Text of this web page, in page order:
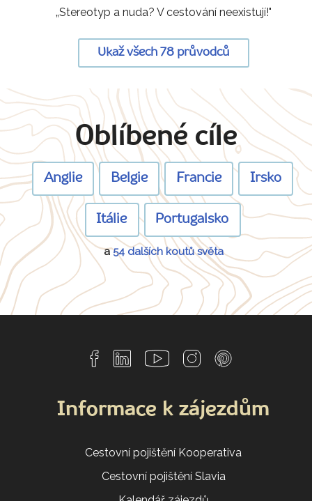
„Stereotyp a nuda? V cestování neexistují!"
Ukaž všech 78 průvodců
Oblíbené cíle
Anglie Belgie Francie Irsko
Itálie Portugalsko
a54 dalších koutů světa
Informace k zájezdům
Cestovní pojištění Kooperativa
Cestovní pojištění Slavia